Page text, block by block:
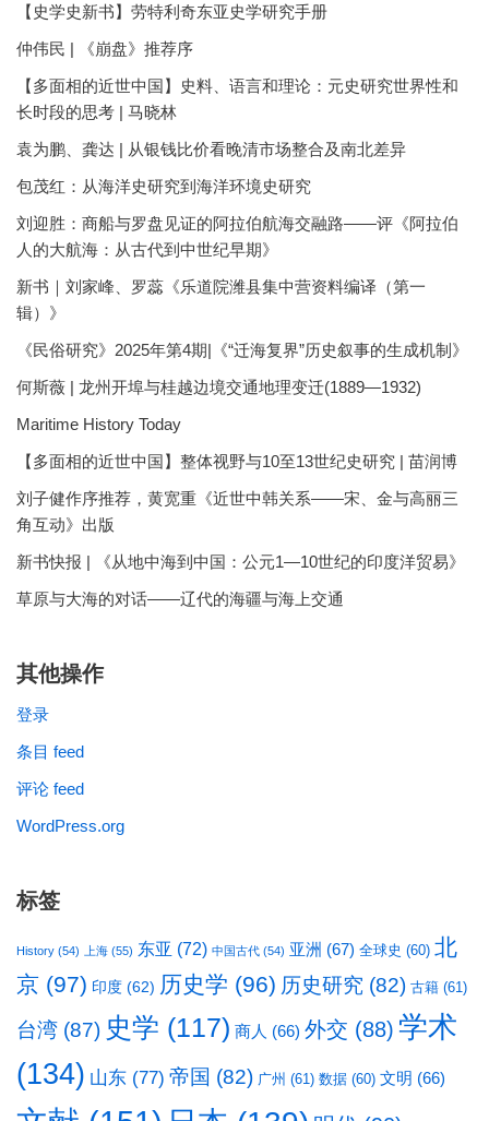
【史学史新书】劳特利奇东亚史学研究手册
仲伟民 | 《崩盘》推荐序
【多面相的近世中国】史料、语言和理论：元史研究世界性和
长时段的思考 | 马晓林
袁为鹏、龚达 | 从银钱比价看晚清市场整合及南北差异
包茂红：从海洋史研究到海洋环境史研究
刘迎胜：商船与罗盘见证的阿拉伯航海交融路——评《阿拉伯
人的大航海：从古代到中世纪早期》
新书｜刘家峰、罗蕊《乐道院潍县集中营资料编译（第一
辑）》
《民俗研究》2025年第4期|《“迁海复界”历史叙事的生成机制》
何斯薇 | 龙州开埠与桂越边境交通地理变迁(1889—1932)
Maritime History Today
【多面相的近世中国】整体视野与10至13世纪史研究 | 苗润博
刘子健作序推荐，黄宽重《近世中韩关系——宋、金与高丽三
角互动》出版
新书快报 | 《从地中海到中国：公元1—10世纪的印度洋贸易》
草原与大海的对话——辽代的海疆与海上交通
其他操作
登录
条目 feed
评论 feed
WordPress.org
标签
History (54) 上海 (55) 东亚 (72) 中国古代 (54) 亚洲 (67) 全球史 (60) 北
京 (97) 印度 (62) 历史学 (96) 历史研究 (82) 古籍 (61)
台湾 (87) 史学 (117) 商人 (66) 外交 (88) 学术
(134) 山东 (77) 帝国 (82) 广州 (61) 数据 (60) 文明 (66)